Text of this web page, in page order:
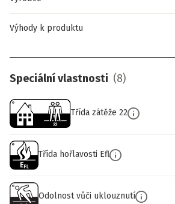
Výhody k produktu
Speciální vlastnosti (8)
Třída zátěže 22
Třída hořlavosti Efl
Odolnost vůči uklouznutí